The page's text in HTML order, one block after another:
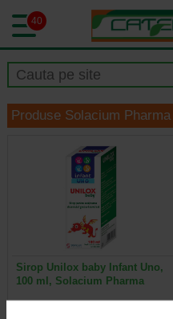
40
Produse Solacium Pharma
Sirop Unilox baby Infant Uno,
100 ml, Solacium Pharma